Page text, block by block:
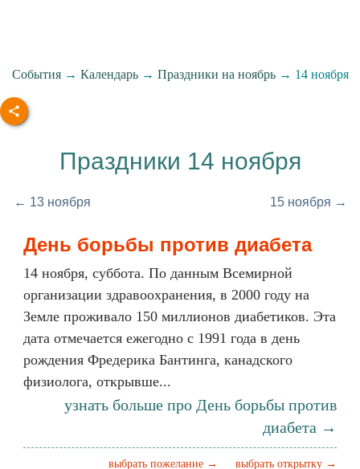
События→ Календарь→ Праздники на ноябрь→ 14 ноября
Праздники 14 ноября
← 13 ноября 15 ноября →
День борьбы против диабета
14 ноября, суббота. По данным Всемирной
организации здравоохранения, в 2000 году на
Земле проживало 150 миллионов диабетиков. Эта
дата отмечается ежегодно с 1991 года в день
рождения Фредерика Бантинга, канадского
физиолога, открывше...
узнать больше про День борьбы против
диабета →
выбрать открытку →
выбрать пожелание →